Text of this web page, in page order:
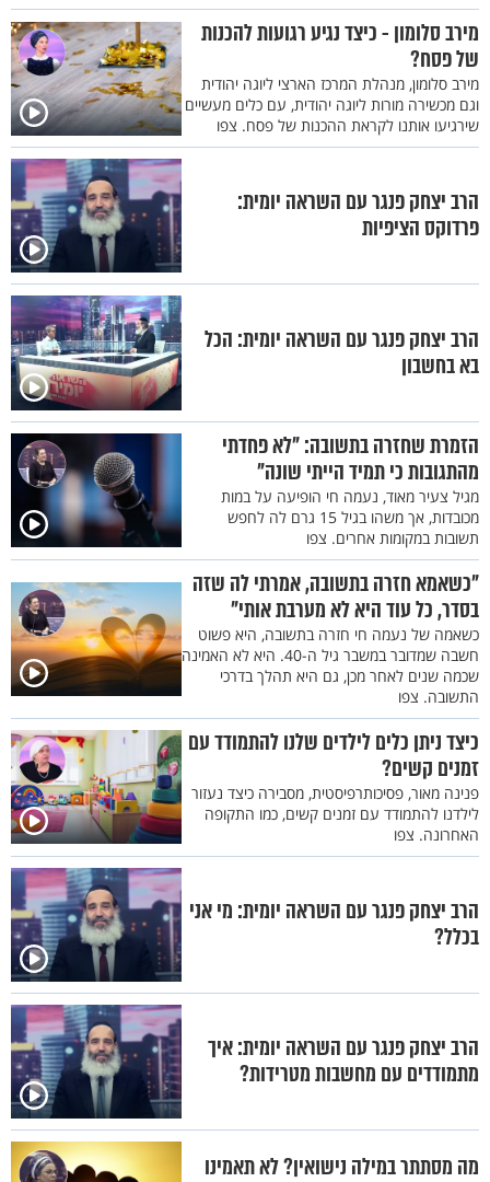
מירב סלומון - כיצד נגיע רגועות להכנות
של פסח?
מירב סלומון, מנהלת המרכז הארצי ליוגה יהודית
וגם מכשירה מורות ליוגה יהודית, עם כלים מעשיים
שירגיעו אותנו לקראת ההכנות של פסח. צפו
הרב יצחק פנגר עם השראה יומית:
פרדוקס הציפיות
הרב יצחק פנגר עם השראה יומית: הכל
בא בחשבון
הזמרת שחזרה בתשובה: "לא פחדתי
מהתגובות כי תמיד הייתי שונה"
מגיל צעיר מאוד, נעמה חי הופיעה על במות
מכובדות, אך משהו בגיל 15 גרם לה לחפש
תשובות במקומות אחרים. צפו
"כשאמא חזרה בתשובה, אמרתי לה שזה
בסדר, כל עוד היא לא מערבת אותי"
כשאמה של נעמה חי חזרה בתשובה, היא פשוט
חשבה שמדובר במשבר גיל ה-40. היא לא האמינה
שכמה שנים לאחר מכן, גם היא תהלך בדרכי
התשובה. צפו
כיצד ניתן כלים לילדים שלנו להתמודד עם
זמנים קשים?
פנינה מאור, פסיכותרפיסטית, מסבירה כיצד נעזור
לילדנו להתמודד עם זמנים קשים, כמו התקופה
האחרונה. צפו
הרב יצחק פנגר עם השראה יומית: מי אני
בכלל?
הרב יצחק פנגר עם השראה יומית: איך
מתמודדים עם מחשבות מטרידות?
מה מסתתר במילה נישואין? לא תאמינו